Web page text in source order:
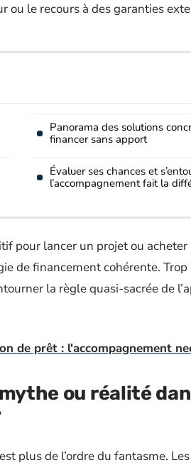
ou le recours à des garanties
Panorama des solutions
financer sans apport
Évaluer ses chances et
l’accompagnement fait la
pour lancer un projet ou
de financement cohérente.
la règle quasi-sacrée de
de prêt : l'accompagnement
ou réalité
plus de l’ordre du fantasme.